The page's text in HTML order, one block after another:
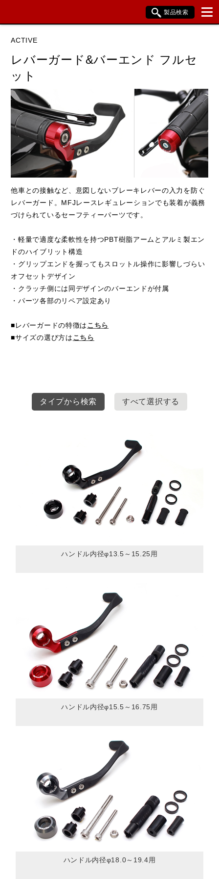
製品検索
データを準備しています。
閉じる
ACTIVE
レバーガード&バーエンド フルセ
ット
他車との接触など、意図しないブレーキレバーの入力を防ぐ
レバーガード。MFJレースレギュレーションでも装着が義務
づけられているセーフティーパーツです。
・軽量で適度な柔軟性を持つPBT樹脂アームとアルミ製エン
ドのハイブリット構造
・グリップエンドを握ってもスロットル操作に影響しづらい
オフセットデザイン
・クラッチ側には同デザインのバーエンドが付属
・パーツ各部のリペア設定あり
■レバーガードの特徴はこちら
■サイズの選び方はこちら
タイプから検索 すべて選択する
ハンドル内径φ13.5～15.25用
ハンドル内径φ15.5～16.75用
ハンドル内径φ18.0～19.4用